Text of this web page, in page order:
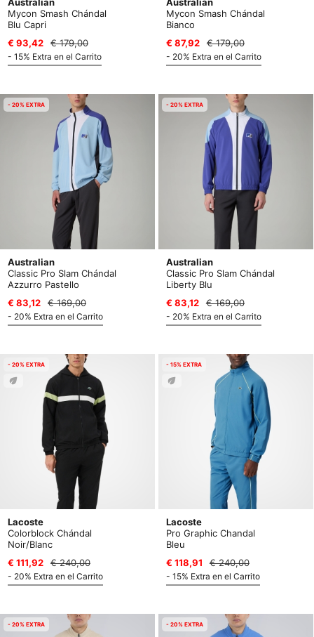
Mycon Smash Chándal
Blu Capri
€ 93,42
€ 179,00
- 15% Extra en el Carrito
Mycon Smash Chándal
Bianco
€ 87,92
€ 179,00
- 20% Extra en el Carrito
- 20% EXTRA
Australian
Classic Pro Slam Chándal
Azzurro Pastello
€ 83,12
€ 169,00
- 20% Extra en el Carrito
- 20% EXTRA
Australian
Classic Pro Slam Chándal
Liberty Blu
€ 83,12
€ 169,00
- 20% Extra en el Carrito
- 20% EXTRA
Lacoste
Colorblock Chándal
Noir/Blanc
€ 111,92
€ 240,00
- 20% Extra en el Carrito
- 15% EXTRA
Lacoste
Pro Graphic Chandal
Bleu
€ 118,91
€ 240,00
- 15% Extra en el Carrito
- 20% EXTRA - 20% EXTRA